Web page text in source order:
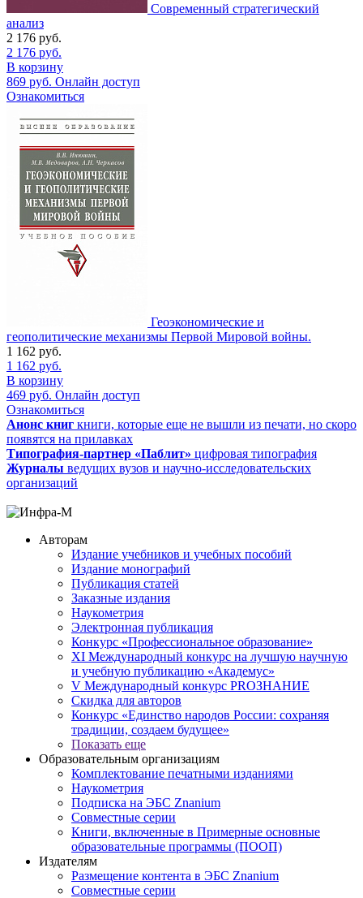
Современный стратегический
анализ
2 176 руб.
2 176 руб.
В корзину
869 руб. Онлайн доступ
Ознакомиться
Геоэкономические и
геополитические механизмы Первой Мировой войны.
1 162 руб.
1 162 руб.
В корзину
469 руб. Онлайн доступ
Ознакомиться
Анонс книг книги, которые еще не вышли из печати, но скоро
появятся на прилавках
Типография-партнер «Паблит» цифровая типография
Журналы ведущих вузов и научно-исследовательских
организаций
Авторам
Издание учебников и учебных пособий
Издание монографий
Публикация статей
Заказные издания
Наукометрия
Электронная публикация
Конкурс «Профессиональное образование»
XI Международный конкурс на лучшую научную
и учебную публикацию «Академус»
V Международный конкурс PROЗНАНИЕ
Скидка для авторов
Конкурс «Единство народов России: сохраняя
традиции, создаем будущее»
Показать еще
Образовательным организациям
Комплектование печатными изданиями
Наукометрия
Подписка на ЭБС Znanium
Совместные серии
Книги, включенные в Примерные основные
образовательные программы (ПООП)
Издателям
Размещение контента в ЭБС Znanium
Совместные серии